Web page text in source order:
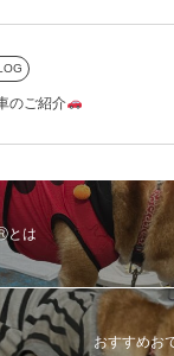
のご紹介
とは
おすすめお